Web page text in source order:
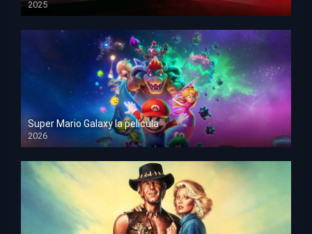
2025
HD 1080p
Super Mario Galaxy la película
2026
HD 1080p